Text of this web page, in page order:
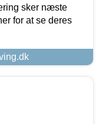
sker næste
for at se deres